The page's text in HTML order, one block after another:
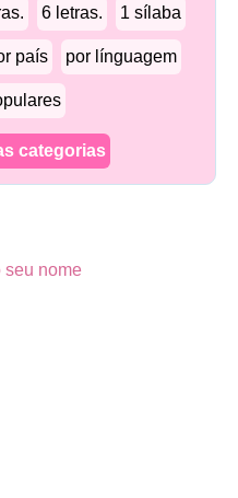
6 letras. 1 sílaba
país por línguagem
categorias
seu nome